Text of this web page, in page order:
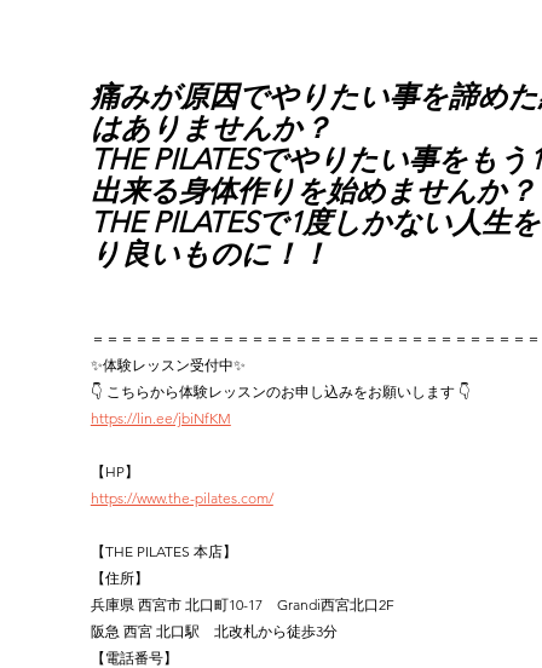
痛みが原因でやりたい事を諦め
はありませんか？
THE PILATESでやりたい事をもう
出来る身体作りを始めませんか？
THE PILATESで1度しかない人生
り良いものに！！
＝＝＝＝＝＝＝＝＝＝＝＝＝＝＝＝＝＝＝＝＝＝＝＝＝＝＝＝＝＝
✨体験レッスン受付中✨
👇 こちらから体験レッスンのお申し込みをお願いします 👇
https://lin.ee/jbiNfKM
【HP】
https://www.the-pilates.com/
【THE PILATES 本店】
【住所】
兵庫県 西宮市 北口町10-17　Grandi西宮北口2F
阪急 西宮 北口駅　北改札から徒歩3分
【電話番号】